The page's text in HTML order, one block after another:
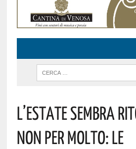
L’ESTATE SEMBRA
NON PER MOLTO: LE